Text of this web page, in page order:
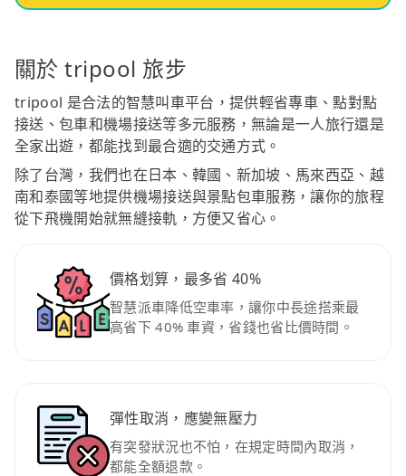
關於 tripool 旅步
tripool 是合法的智慧叫車平台，提供輕省專車、點對點
接送、包車和機場接送等多元服務，無論是一人旅行還是
全家出遊，都能找到最合適的交通方式。
除了台灣，我們也在日本、韓國、新加坡、馬來西亞、越
南和泰國等地提供機場接送與景點包車服務，讓你的旅程
從下飛機開始就無縫接軌，方便又省心。
價格划算，最多省 40%
智慧派車降低空車率，讓你中長途搭乘最
高省下 40% 車資，省錢也省比價時間。
彈性取消，應變無壓力
有突發狀況也不怕，在規定時間內取消，
都能全額退款。